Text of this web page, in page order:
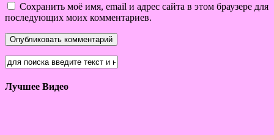
Сохранить моё имя, email и адрес сайта в этом браузере для
последующих моих комментариев.
Лучшее Видео